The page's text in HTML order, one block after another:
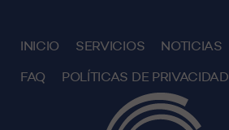
INICIO SERVICIOS NOTICIAS
FAQ POLÍTICAS DE PRIVACIDAD